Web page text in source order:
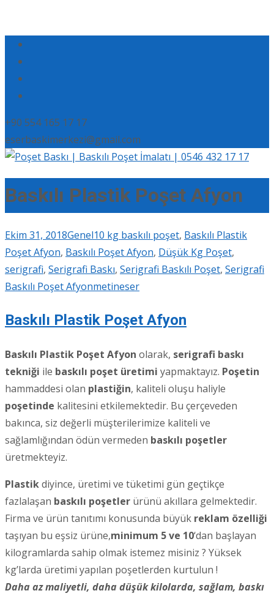
+90 554 165 17 17
eserbaskimerkezi@gmail.com
Baskılı Plastik Poşet Afyon
Ekim 31, 2018Genel10 kg baskılı poşet, Baskılı Plastik
Poşet Afyon, Baskılı Poşet Afyon, Düşük Kg Poşet,
serigrafi, Serigrafi Baskı, Serigrafi Baskılı Poşet, Serigrafi
Baskılı Poşet Afyonmetineser
Baskılı Plastik Poşet Afyon
Baskılı Plastik Poşet Afyon olarak, serigrafi baskı
tekniği ile baskılı poşet üretimi yapmaktayız. Poşetin
hammaddesi olan plastiğin, kaliteli oluşu haliyle
poşetinde kalitesini etkilemektedir. Bu çerçeveden
bakınca, siz değerli müşterilerimize kaliteli ve
sağlamlığından ödün vermeden baskılı poşetler
üretmekteyiz.
Plastikdiyince, üretimi ve tüketimi gün geçtikçe
fazlalaşan baskılı poşetler ürünü akıllara gelmektedir.
Firma ve ürün tanıtımı konusunda büyük reklam özelliği
taşıyan bu eşsiz ürüne,minimum 5 ve 10‘dan başlayan
kilogramlarda sahip olmak istemez misiniz ? Yüksek
kg’larda üretimi yapılan poşetlerden kurtulun !
Daha az maliyetli, daha düşük kilolarda, sağlam, baskı